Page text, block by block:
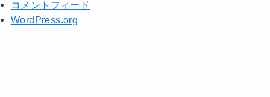
コメントフィード
WordPress.org